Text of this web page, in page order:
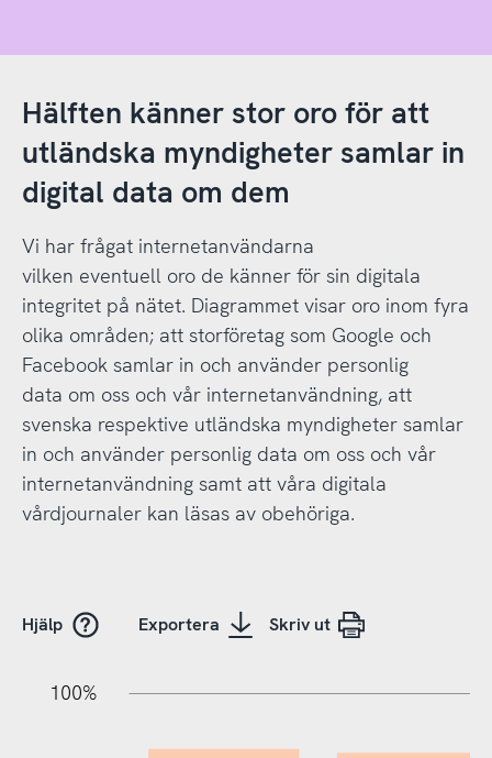
Hälften känner stor oro för att
utländska myndigheter samlar in
digital data om dem
Vi har frågat internetanvändarna
vilken eventuell oro de känner för sin digitala
integritet på nätet. Diagrammet visar oro inom fyra
olika områden; att storföretag som Google och
Facebook samlar in och använder personlig
data om oss och vår internetanvändning, att
svenska respektive utländska myndigheter samlar
in och använder personlig data om oss och vår
internetanvändning samt att våra digitala
vårdjournaler kan läsas av obehöriga.
Hjälp Exportera Skriv ut
100%